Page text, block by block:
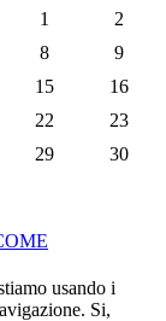
1
2
8
9
15
16
22
23
29
30
usando i
Si,